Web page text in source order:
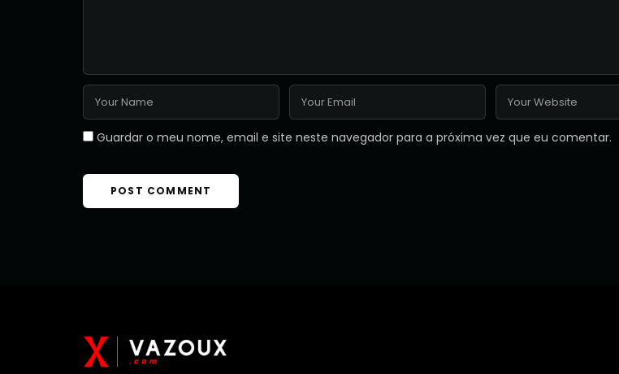
Guardar o meu nome, email e site neste navegador para a próxima vez que eu comentar.